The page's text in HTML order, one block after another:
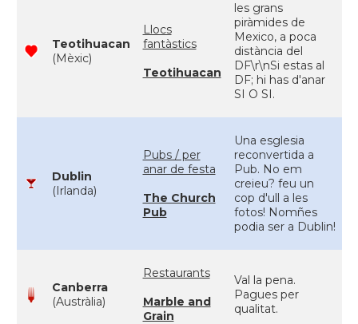
Teotihuacan
(Mèxic)
Llocs
fantàstics
Teotihuacan
les grans
piràmides de
Mexico, a poca
distància del
DF\r\nSi estas al
DF; hi has d'anar
SI O SI.
Dublin
(Irlanda)
Pubs / per
anar de festa
The Church
Pub
Una esglesia
reconvertida a
Pub. No em
creieu? feu un
cop d'ull a les
fotos! Nomñes
podia ser a Dublin!
Canberra
(Austràlia)
Restaurants
Marble and
Grain
Val la pena.
Pagues per
qualitat.